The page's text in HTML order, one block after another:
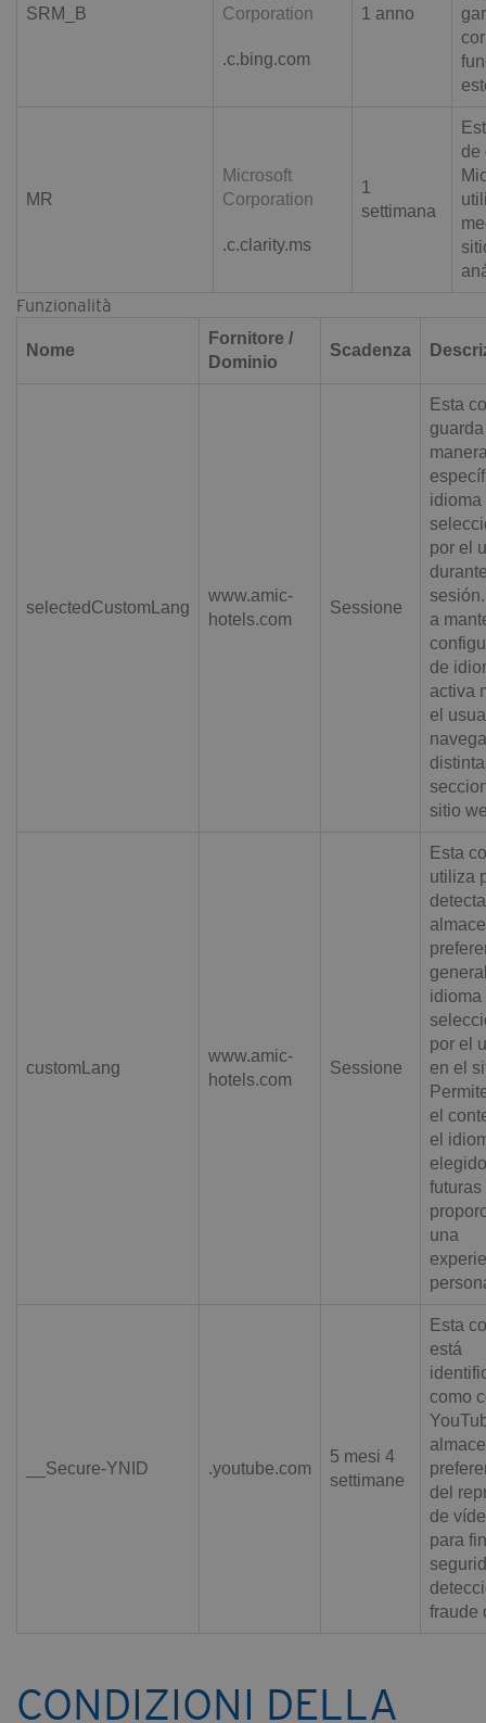
SRM_B
Corporation
.c.bing.com
1 anno
MR
Microsoft
Corporation
.c.clarity.ms
1
settimana
de
Funzionalità
Nome
Fornitore /
Dominio
Scadenza
selectedCustomLang
www.amic-
hotels.com
Sessione
Esta
idioma
por el
a
de
activa
el
sitio
customLang
www.amic-
hotels.com
Sessione
Esta
utiliza
idioma
por el
en el
el
el
futuras
una
__Secure-YNID .youtube.com
5 mesi 4
settimane
Esta
está
como
del
de
para
fraude
CONDIZIONI DELLA